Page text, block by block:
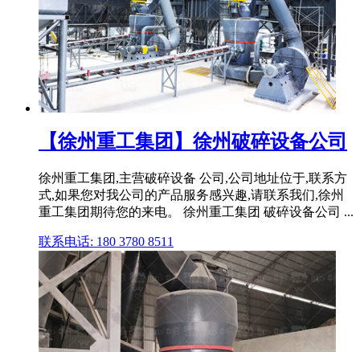
【徐州重工集团】徐州破碎设备公司
徐州重工集团,主营破碎设备 公司,公司地址位于,联系方
式,如果您对我公司的产品服务感兴趣,请联系我们,徐州
重工集团期待您的来电。 徐州重工集团 破碎设备公司 ...
联系电话: 180 3780 8511